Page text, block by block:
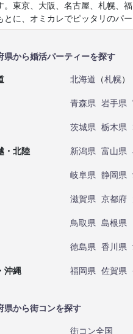
。東京、大阪、名古屋、札幌、
とに、オミカレでピッタリのパ
県から婚活パーティーを探す
北海道 （札幌）
青森県 岩手県
茨城県 栃木県
・北陸 新潟県 富山県
岐阜県 静岡県
滋賀県 京都府
鳥取県 島根県
徳島県 香川県
沖縄 福岡県 佐賀県
県から街コンを探す
街コン全国